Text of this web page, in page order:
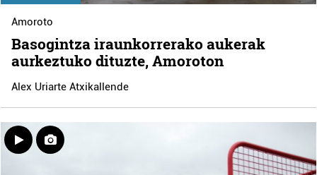
Amoroto
Basogintza iraunkorrerako aukerak
aurkeztuko dituzte, Amoroton
Alex Uriarte Atxikallende